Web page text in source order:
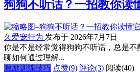
狗狗不听话？一招教你读
久爱宠行为 发布于 2026年7月7日
你是不是经常觉得狗狗不听话，总是
聊如何通过理解...
激励训练技巧 点赞(9) 评论(3) 阅读(40)